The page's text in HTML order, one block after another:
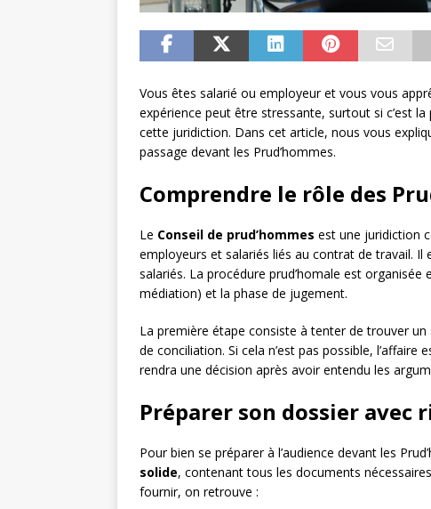
Vous êtes salarié ou employeur et vous vous
expérience peut être stressante, surtout si c’est
cette juridiction. Dans cet article, nous vous
passage devant les Prud’hommes.
Comprendre le rôle des
Le Conseil de prud’hommes est une juridiction
employeurs et salariés liés au contrat de travail.
salariés. La procédure prud’homale est
médiation) et la phase de jugement.
La première étape consiste à tenter de trouver
de conciliation. Si cela n’est pas possible, l’affaire
rendra une décision après avoir entendu les
Préparer son dossier avec
Pour bien se préparer à l’audience devant les
solide, contenant tous les documents
fournir, on retrouve :